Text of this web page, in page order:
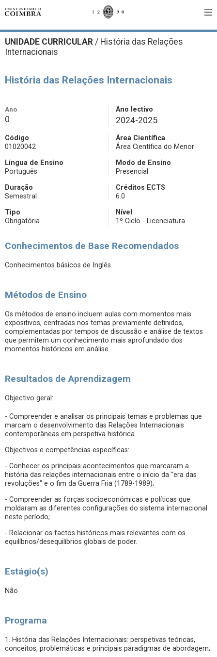
UNIDADE CURRICULAR / História das Relações
Internacionais
História das Relações Internacionais
Ano
0
Ano lectivo
2024-2025
Código
01020042
Área Científica
Área Científica do Menor
Língua de Ensino
Português
Modo de Ensino
Presencial
Duração
Semestral
Créditos ECTS
6.0
Tipo
Obrigatória
Nível
1º Ciclo - Licenciatura
Conhecimentos de Base Recomendados
Conhecimentos básicos de Inglês.
Métodos de Ensino
Os métodos de ensino incluem aulas com momentos mais
expositivos, centradas nos temas previamente definidos,
complementadas por tempos de discussão e análise de textos
que permitem um conhecimento mais aprofundado dos
momentos históricos em análise.
Resultados de Aprendizagem
Objectivo geral:
- Compreender e analisar os principais temas e problemas que
marcam o desenvolvimento das Relações Internacionais
contemporâneas em perspetiva histórica.
Objectivos e competências específicas:
- Conhecer os principais acontecimentos que marcaram a
história das relações internacionais entre o início da "era das
revoluções" e o fim da Guerra Fria (1789-1989);
- Compreender as forças socioeconómicas e políticas que
moldaram as diferentes configurações do sistema internacional
neste período;
- Relacionar os factos históricos mais relevantes com os
equilíbrios/desequilíbrios globais de poder.
Estágio(s)
Não
Programa
1. História das Relações Internacionais: perspetivas teóricas,
conceitos, problemáticas e principais paradigmas de abordagem;